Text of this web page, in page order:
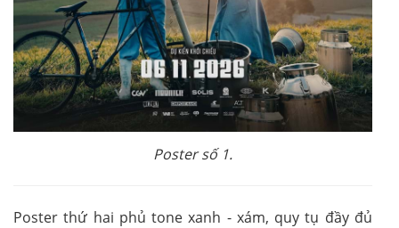
Poster số 1.
Poster thứ hai phủ tone xanh - xám, quy tụ đầy đủ